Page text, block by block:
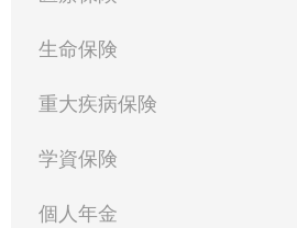
生命保険
重大疾病保険
学資保険
個人年金